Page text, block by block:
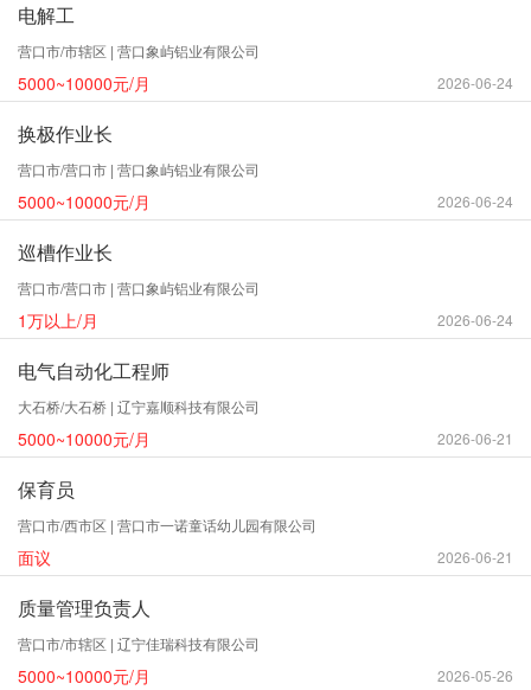
电解工
营口市/市辖区 | 营口象屿铝业有限公司
5000~10000元/月 2026-06-24
换极作业长
营口市/营口市 | 营口象屿铝业有限公司
5000~10000元/月 2026-06-24
巡槽作业长
营口市/营口市 | 营口象屿铝业有限公司
1万以上/月 2026-06-24
电气自动化工程师
大石桥/大石桥 | 辽宁嘉顺科技有限公司
5000~10000元/月 2026-06-21
保育员
营口市/西市区 | 营口市一诺童话幼儿园有限公司
面议 2026-06-21
质量管理负责人
营口市/市辖区 | 辽宁佳瑞科技有限公司
5000~10000元/月 2026-05-26